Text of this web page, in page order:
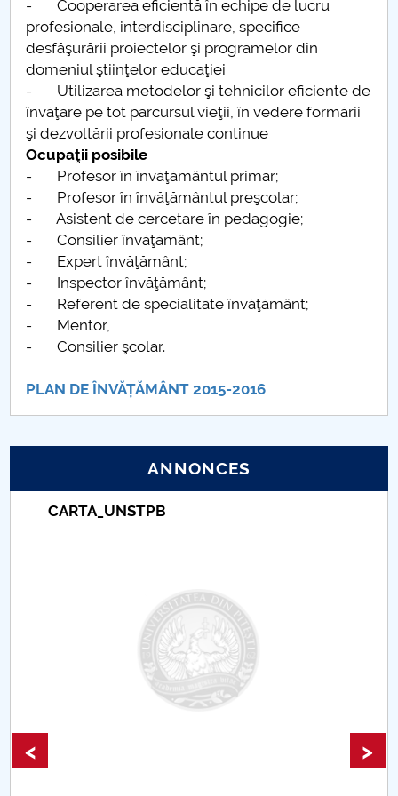
- Cooperarea eficientă în echipe de lucru
profesionale, interdisciplinare, specifice
desfăşurării proiectelor şi programelor din
domeniul ştiinţelor educaţiei
- Utilizarea metodelor şi tehnicilor eficiente de
învăţare pe tot parcursul vieţii, în vedere formării
şi dezvoltării profesionale continue
Ocupaţii posibile
- Profesor în învăţământul primar;
- Profesor în învăţământul preşcolar;
- Asistent de cercetare în pedagogie;
- Consilier învăţământ;
- Expert învăţământ;
- Inspector învăţământ;
- Referent de specialitate învăţământ;
- Mentor,
- Consilier şcolar.
PLAN DE ÎNVĂȚĂMÂNT 2015-2016
ANNONCES
Taxe de școlarizare indexate – Centrul
< >